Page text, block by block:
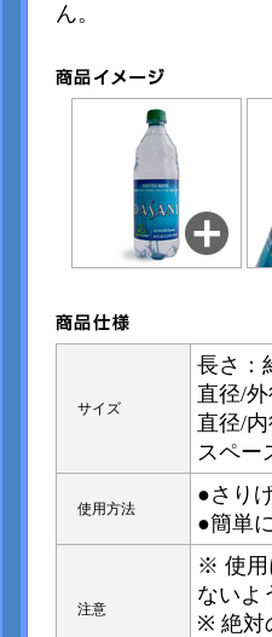
ん。
サイズ
長さ：
直径/
直径/
スペー
使用方法
●さり
●簡単
注意
※ 使用
ないよ
※ 絶対